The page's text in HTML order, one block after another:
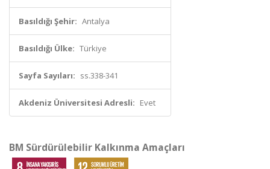
Basıldığı Şehir: Antalya
Basıldığı Ülke: Türkiye
Sayfa Sayıları: ss.338-341
Akdeniz Üniversitesi Adresli: Evet
BM Sürdürülebilir Kalkınma Amaçları